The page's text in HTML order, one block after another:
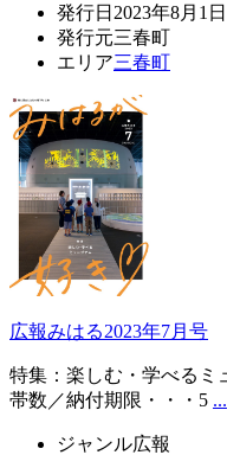
発行日 2023年8月1日
発行元三春町
エリア三春町
広報みはる2023年7月号
特集：楽しむ・学べるミ
帯数／納付期限・・・5 ...
ジャンル広報